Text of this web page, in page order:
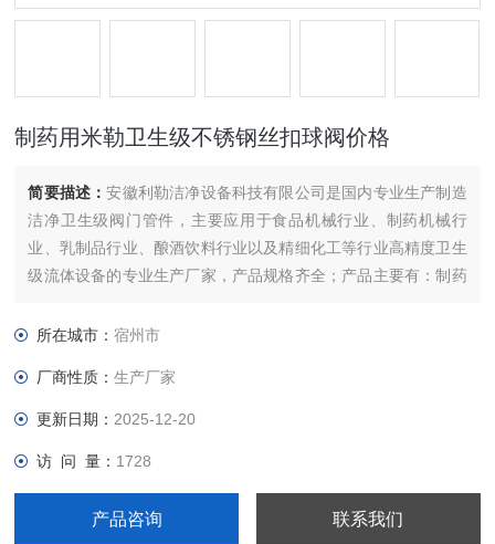
制药用米勒卫生级不锈钢丝扣球阀价格
简要描述：安徽利勒洁净设备科技有限公司是国内专业生产制造
洁净卫生级阀门管件，主要应用于食品机械行业、制药机械行
业、乳制品行业、酿酒饮料行业以及精细化工等行业高精度卫生
级流体设备的专业生产厂家，产品规格齐全；产品主要有：制药
法兰，真空管件，真空弯头，真空三通，真空大小头，ISO法
所在城市：宿州市
厂商性质：生产厂家
更新日期： 2025-12-20
访 问 量： 1728
产品咨询 联系我们